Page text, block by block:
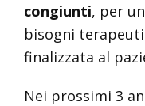
congiunti, per
bisogni
finalizzata al
Nei prossimi 3